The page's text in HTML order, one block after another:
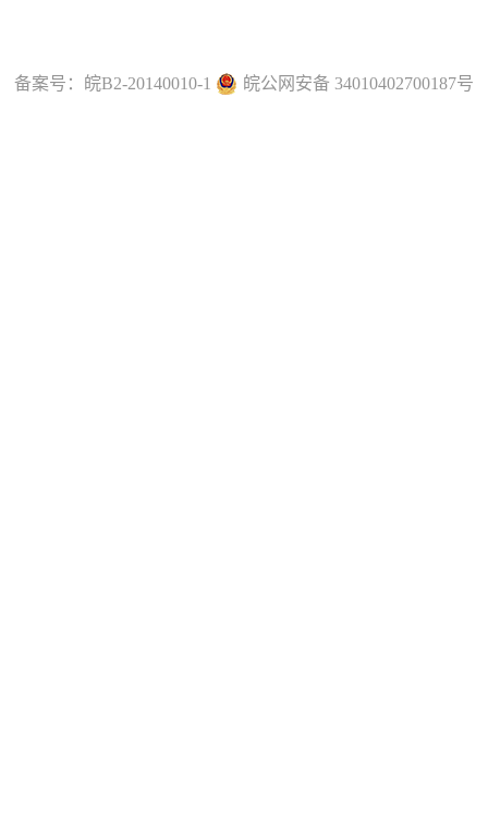
备案号： 皖B2-20140010-1 皖公网安备 34010402700187号